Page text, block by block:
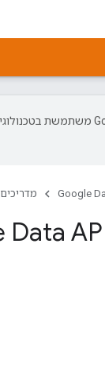
Google מדריכים